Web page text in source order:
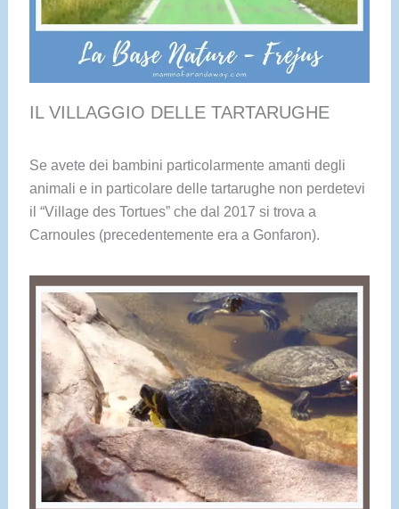
IL VILLAGGIO DELLE TARTARUGHE
Se avete dei bambini particolarmente amanti degli
animali e in particolare delle tartarughe non perdetevi
il “Village des Tortues” che dal 2017 si trova a
Carnoules (precedentemente era a Gonfaron).